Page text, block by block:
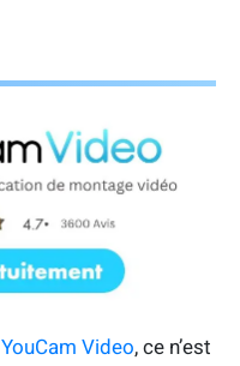
YouCam Video, ce n’est